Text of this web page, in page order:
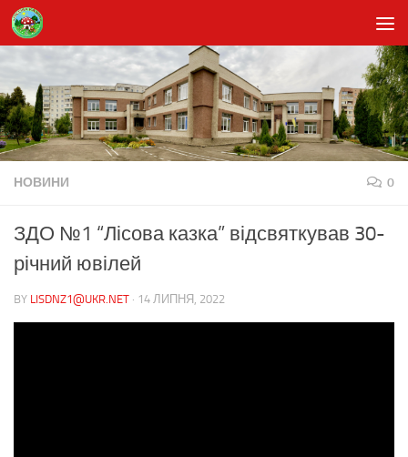
Skip to content
НОВИНИ 0
ЗДО №1 “Лісова казка” відсвяткував 30-
річний ювілей
BY LISDNZ1@UKR.NET · 14 ЛИПНЯ, 2022